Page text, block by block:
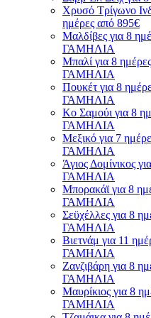
Χρυσό Τρίγωνο
ημέρες από 895€
Μαλδίβες για 8
ΓΑΜΗΛΙΑ
Μπαλί για 8
ΓΑΜΗΛΙΑ
Πουκέτ για 8
ΓΑΜΗΛΙΑ
Κο Σαμούι για 8
ΓΑΜΗΛΙΑ
Μεξικό για 7
ΓΑΜΗΛΙΑ
Άγιος Δομίνικος
ΓΑΜΗΛΙΑ
Μπορακάϊ για 8
ΓΑΜΗΛΙΑ
Σεϋχέλλες για 8
ΓΑΜΗΛΙΑ
Βιετνάμ για 11
ΓΑΜΗΛΙΑ
Ζανζιβάρη για 8
ΓΑΜΗΛΙΑ
Μαυρίκιος για 8
ΓΑΜΗΛΙΑ